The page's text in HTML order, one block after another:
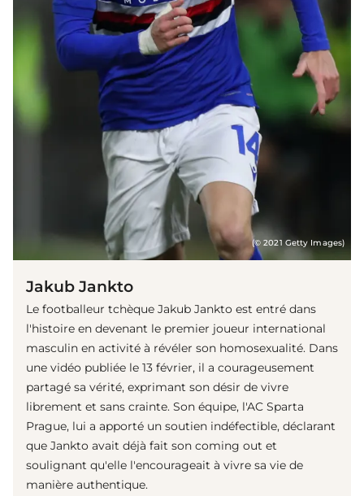
(© 2021 Getty Images)
Jakub Jankto
Le footballeur tchèque Jakub Jankto est entré dans
l'histoire en devenant le premier joueur international
masculin en activité à révéler son homosexualité. Dans
une vidéo publiée le 13 février, il a courageusement
partagé sa vérité, exprimant son désir de vivre
librement et sans crainte. Son équipe, l'AC Sparta
Prague, lui a apporté un soutien indéfectible, déclarant
que Jankto avait déjà fait son coming out et
soulignant qu'elle l'encourageait à vivre sa vie de
manière authentique.